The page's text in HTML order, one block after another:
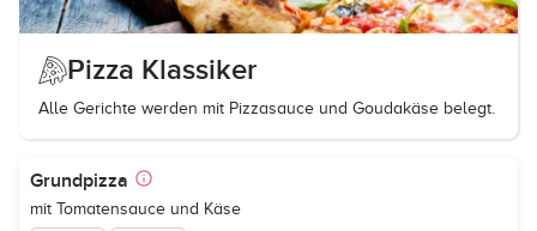
Pizza Klassiker
Alle Gerichte werden mit Pizzasauce und Goudakäse belegt.
Grundpizza
mit Tomatensauce und Käse